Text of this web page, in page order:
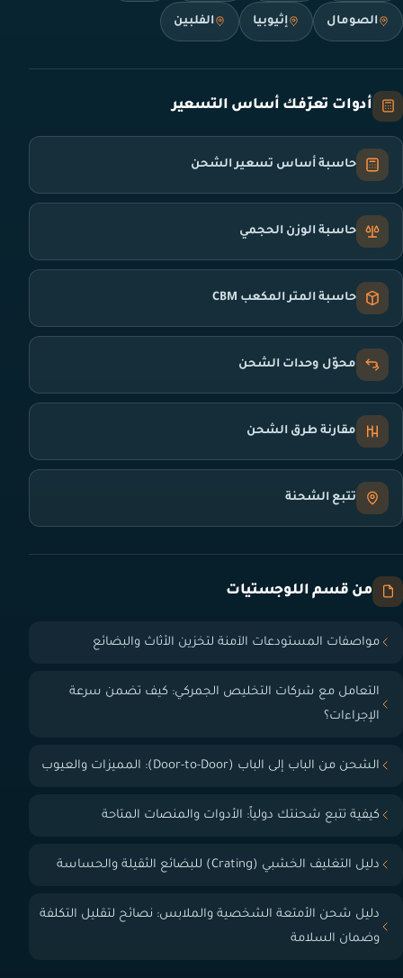
الصومال إثيوبيا الفلبين
أدوات تعرّفك أساس التسعير
حاسبة أساس تسعير الشحن
حاسبة الوزن الحجمي
حاسبة المتر المكعب CBM
محوّل وحدات الشحن
مقارنة طرق الشحن
تتبع الشحنة
من قسم اللوجستيات
مواصفات المستودعات الآمنة لتخزين الأثاث والبضائع
التعامل مع شركات التخليص الجمركي: كيف تضمن سرعة
الإجراءات؟
الشحن من الباب إلى الباب (Door-to-Door): المميزات والعيوب
كيفية تتبع شحنتك دولياً: الأدوات والمنصات المتاحة
دليل التغليف الخشبي (Crating) للبضائع الثقيلة والحساسة
دليل شحن الأمتعة الشخصية والملابس: نصائح لتقليل التكلفة
وضمان السلامة